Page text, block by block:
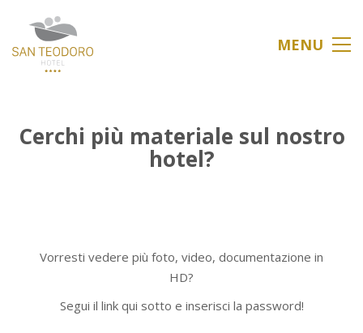
MENU
Cerchi più materiale sul nostro
hotel?
Vorresti vedere più foto, video, documentazione in
HD?
Segui il link qui sotto e inserisci la password!